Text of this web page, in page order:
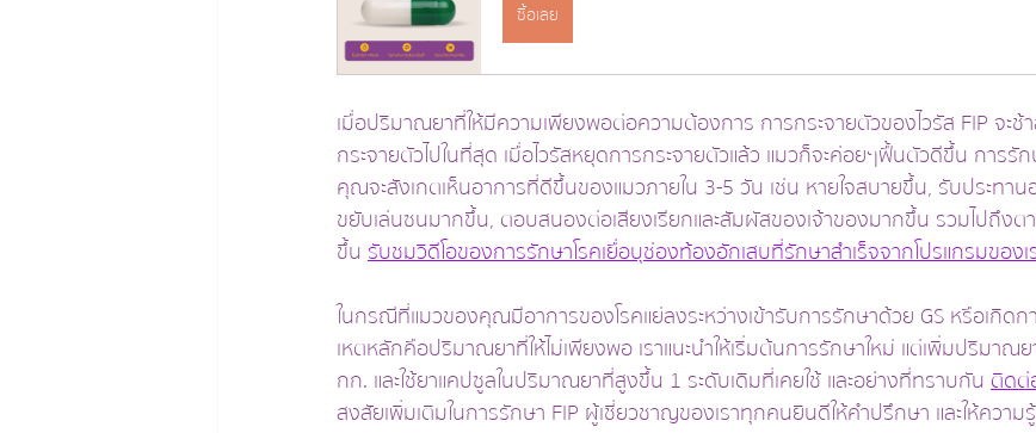
ซื้อเลย
เมื่อปริมาณยาที่ให้มีความเพียงพอต่อความต้องการ การกระจายตัวของไวรัส FIP จะช้
กระจายตัวไปในที่สุด เมื่อไวรัสหยุดการกระจายตัวแล้ว แมวก็จะค่อยๆฟื้นตัวดีขึ้น การ
คุณจะสังเกตเห็นอาการที่ดีขึ้นของแมวภายใน 3-5 วัน เช่น หายใจสบายขึ้น, รับประทาน
ขยับเล่นซนมากขึ้น, ตอบสนองต่อเสียงเรียกและสัมผัสของเจ้าของมากขึ้น รวมไปถึง
ขึ้น รับชมวิดีโอของการรักษาโรคเยื่อบุช่องท้องอักเสบที่รักษาสำเร็จจากโปรแกรมของเ
ในกรณีที่แมวของคุณมีอาการของโรคแย่ลงระหว่างเข้ารับการรักษาด้วย GS หรือเกิดก
เหตหลักคือปริมาณยาที่ให้ไม่เพียงพอ เราแนะนำให้เริ่มต้นการรักษาใหม่ แต่เพิ่มปริมา
กก. และใช้ยาแคปซูลในปริมาณยาที่สูงขึ้น 1 ระดับเดิมที่เคยใช้ และอย่างที่ทราบกัน ติดต่
สงสัยเพิ่มเติมในการรักษา FIP ผู้เชี่ยวชาญของเราทุกคนยินดีให้คำปรึกษา และให้ควา